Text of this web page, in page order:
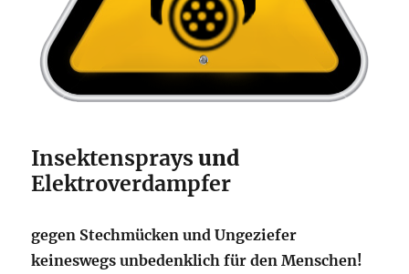
Insektenspraysund
Elektroverdampfer
gegen Stechmücken und Ungeziefer
keineswegs unbedenklich für den Menschen!